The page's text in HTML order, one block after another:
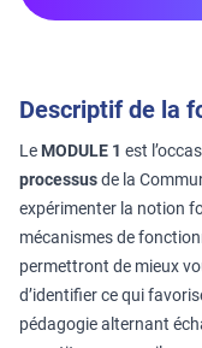
Descriptif de la
Le MODULE 1 est
processusde la
expérimenter la notion
mécanismes de
permettront de mieux
d’identifier ce qui
pédagogie alternant